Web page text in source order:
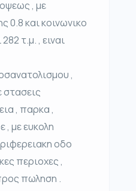
, με
0.8 και κοινωνικο
τ.μ. , ειναι
,
στασεις
, παρκα ,
, με ευκολη
οδο
περιοχες ,
πωληση .